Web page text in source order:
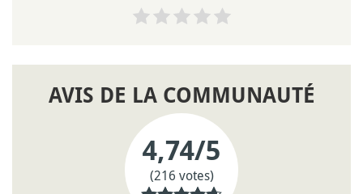
AVIS DE LA COMMUNAUTÉ
4,74/5
(216 votes)